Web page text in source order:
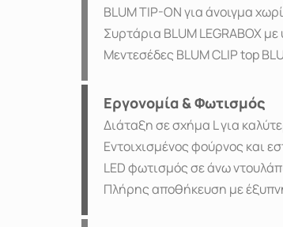
BLUM TIP-ON για άνοιγμα
Συρτάρια BLUM LEGRABOX
Μεντεσέδες BLUM CLIP top
Εργονομία & Φωτισμός
Διάταξη σε σχήμα L για
Εντοιχισμένος φούρνος και
LED φωτισμός σε άνω
Πλήρης αποθήκευση με